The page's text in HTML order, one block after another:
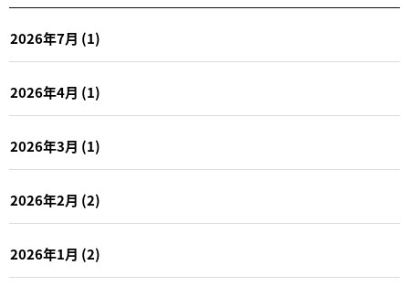
2026年7月 (1)
2026年4月 (1)
2026年3月 (1)
2026年2月 (2)
2026年1月 (2)